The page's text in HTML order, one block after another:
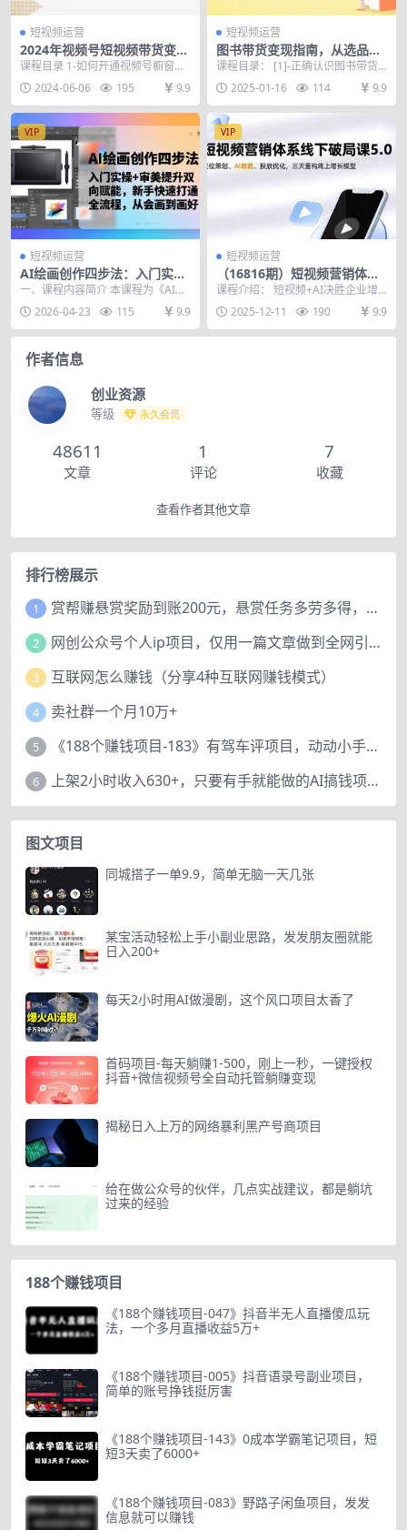
短视频运营
2024年视频号短视频带货变现
从0到1实战私教课（31节视频
课）
课程目录 1-如何开通视频号橱窗小
店以及带货身份的选择1.mp4 2-视
频号同城...
2024-06-06 195 9.9
短视频运营
图书带货变现指南，从选品到
爆款跟拍，运营技巧与避坑方
法，轻松提升销量
课程目录： [1]-正确认识图书带货
这件事.mp4 [2]-涨粉没有想象中的
那么...2025-01-16 114 9.9
VIP
短视频运营
AI绘画创作四步法：入门实操
+审美提升双向赋能，新手快
一、课程内容简介 本课程为《AI绘
画创作四步法》，聚焦入门实操与
审美提升双向赋能...
2026-04-23 115 9.9
VIP
短视频运营
（16816期）短视频营销体系
线下破局课5.0，定位策划、A
上增长模型
课程介绍： 短视频+AI决胜企业增
长的新引擎 流量战场已经重新洗
牌，你的竞争对手...
2025-12-11 190 9.9
作者信息
创业资源
等级 永久会员
48611
文章
1
评论
7
收藏
查看作者其他文章
排行榜展示
1 赏帮赚悬赏奖励到账200元，悬赏任务多劳多得，人人可做。
2 网创公众号个人ip项目，仅用一篇文章做到全网引流！
3 互联网怎么赚钱（分享4种互联网赚钱模式）
4 卖社群一个月10万+
5 《188个赚钱项目-183》有驾车评项目，动动小手，复制粘贴赚44元！
6 上架2小时收入630+，只要有手就能做的AI搞钱项目，奶奶看完都能学会!
图文项目
同城搭子一单9.9，简单无脑一天几张
某宝活动轻松上手小副业思路，发发朋友圈就能
日入200+
每天2小时用AI做漫剧，这个风口项目太香了
首码项目-每天躺赚1-500，刚上一秒，一键授权
抖音+微信视频号全自动托管躺赚变现
揭秘日入上万的网络暴利黑产号商项目
给在做公众号的伙伴，几点实战建议，都是躺坑
过来的经验
188个赚钱项目
《188个赚钱项目-047》抖音半无人直播傻瓜玩
法，一个多月直播收益5万+
《188个赚钱项目-005》抖音语录号副业项目，
简单的账号挣钱挺厉害
《188个赚钱项目-143》0成本学霸笔记项目，短
短3天卖了6000+
《188个赚钱项目-083》野路子闲鱼项目，发发
信息就可以赚钱